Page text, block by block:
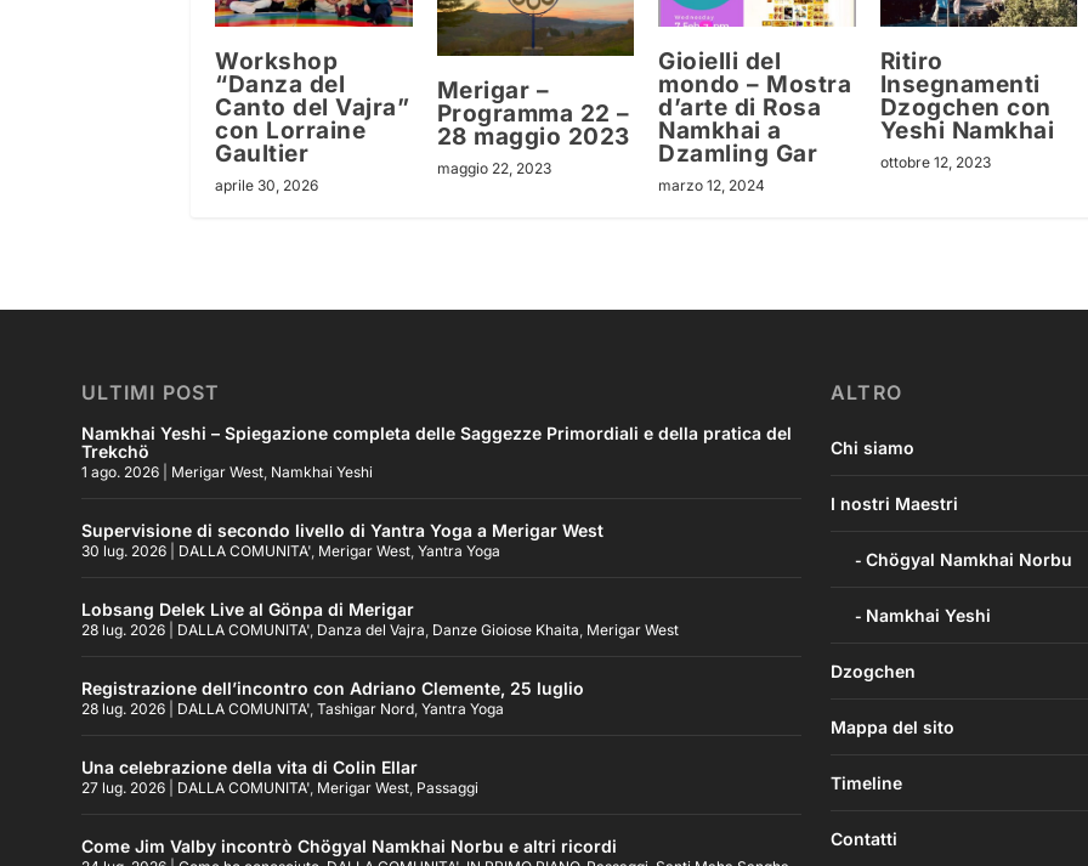
Workshop
“Danza del
Canto del Vajra”
con Lorraine
Gaultier
aprile 30, 2026
Merigar –
Programma 22 –
28 maggio 2023
maggio 22, 2023
Gioielli del
mondo – Mostra
d’arte di Rosa
Namkhai a
Dzamling Gar
marzo 12, 2024
Ritiro
Insegnamenti
Dzogchen con
Yeshi Namkhai
ottobre 12, 2023
ULTIMI POST
Namkhai Yeshi – Spiegazione completa delle Saggezze Primordiali e della pratica del
Trekchö
1 ago. 2026 Merigar West Namkhai Yeshi
Supervisione di secondo livello di Yantra Yoga a Merigar West
30 lug. 2026 DALLA COMUNITA' Merigar West ,Yantra Yoga
Lobsang Delek Live al Gönpa di Merigar
28 lug. 2026 DALLA COMUNITA' Danza del Vajra Danze Gioiose Khaita Merigar West
Registrazione dell’incontro con Adriano Clemente, 25 luglio
28 lug. 2026 DALLA COMUNITA' ,Tashigar Nord ,Yantra Yoga
Una celebrazione della vita di Colin Ellar
27 lug. 2026 DALLA COMUNITA' Merigar West Passaggi
Come Jim Valby incontrò Chögyal Namkhai Norbu e altri ricordi
ALTRO
Chi siamo
I nostri Maestri
Chögyal Namkhai Norbu
Namkhai Yeshi
Dzogchen
Mappa del sito
Timeline
Contatti